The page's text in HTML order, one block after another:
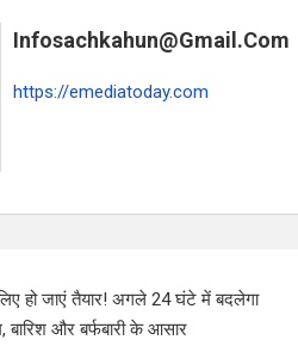
Infosachkahun@gmail.com
https://emediatoday.com
हो जाएं तैयार! अगले 24 घंटे में बदलेगा
बारिश और बर्फबारी के आसार